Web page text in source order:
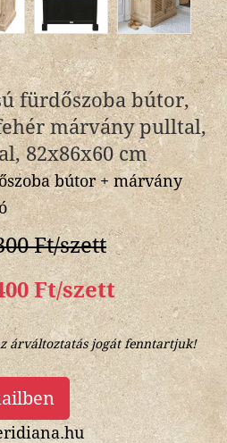
fürdőszoba bútor,
márvány pulltal,
82x86x60 cm
bútor + márvány
Ft/szett
Ft/szett
árváltoztatás jogát fenntartjuk!